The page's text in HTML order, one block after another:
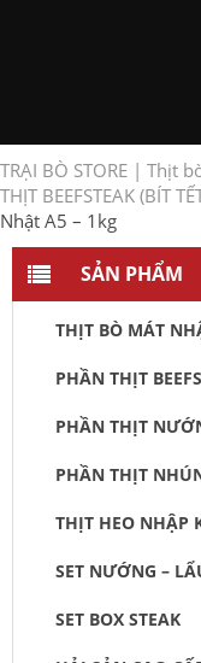
TRẠI BÒ STORE | Thịt
THỊT BEEFSTEAK (BÍT
Nhật A5 – 1kg
SẢN PHẨM
THỊT BÒ MÁT
PHẦN THỊT
PHẦN THỊT
PHẦN THỊT
THỊT HEO NHẬP
SET NƯỚNG –
SET BOX STEAK